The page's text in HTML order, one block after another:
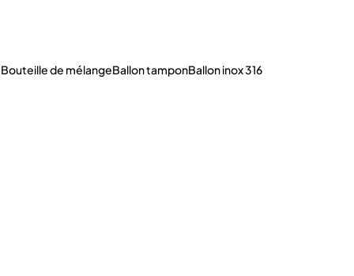
Bouteille de mélangeBallon tamponBallon inox 316